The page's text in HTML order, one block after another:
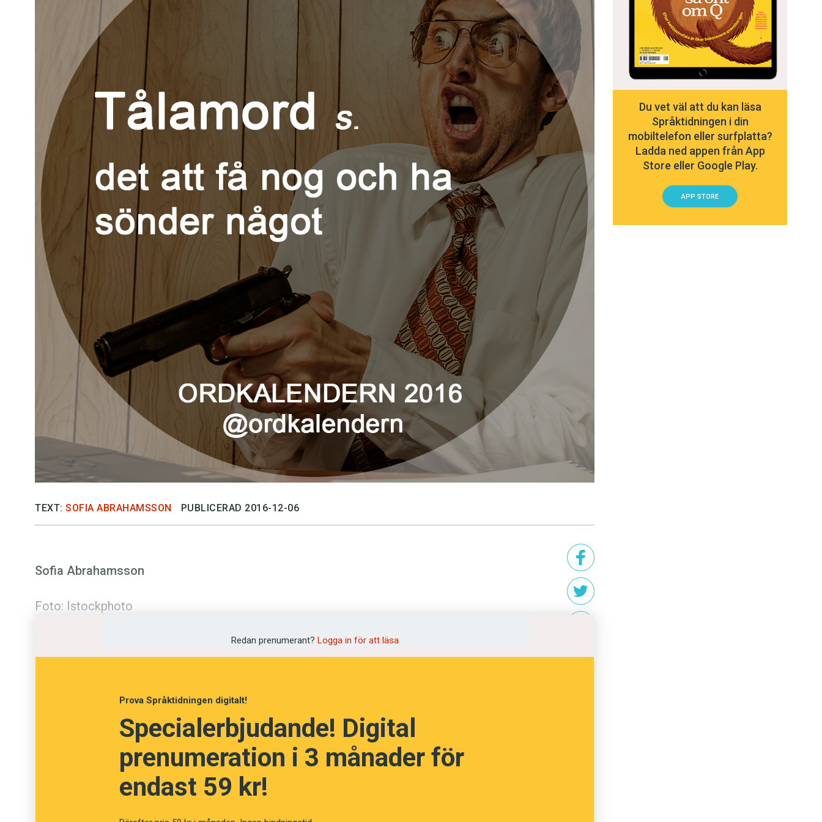
Anmäl till språkpolisen
Föreslå nyord
Annonsera
Prenumerera
Läs Språktidningen digitalt
TEXT: SOFIA ABRAHAMSSON PUBLICERAD 2016-12-06
Sofia Abrahamsson
Foto: Istockphoto
Redan prenumerant? Logga in för att läsa
Prova Språktidningen digitalt!
Specialerbjudande! Digital
prenumeration i 3 månader för
endast 59 kr!
Du vet väl att du kan läsa
Språktidningen i din
mobiltelefon eller surfplatta?
Ladda ned appen från App
Store eller Google Play.
APP STORE